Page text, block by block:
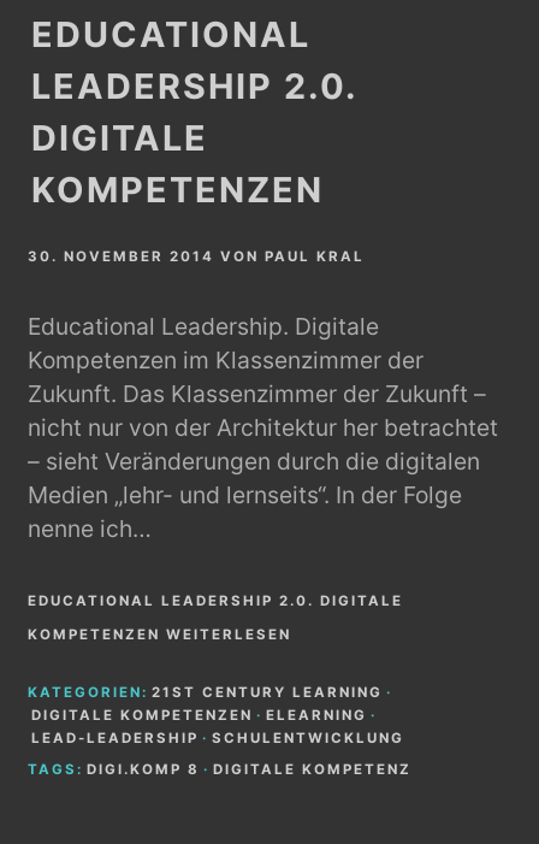
EDUCATIONAL
LEADERSHIP 2.0.
DIGITALE
KOMPETENZEN
30. NOVEMBER 2014 VONPAUL KRAL
Educational Leadership. Digitale
Kompetenzen im Klassenzimmer der
Zukunft. Das Klassenzimmer der Zukunft –
nicht nur von der Architektur her betrachtet
– sieht Veränderungen durch die digitalen
Medien „lehr- und lernseits“. In der Folge
nenne ich…
EDUCATIONAL LEADERSHIP 2.0. DIGITALE
KOMPETENZEN WEITERLESEN
KATEGORIEN: 21ST CENTURY LEARNING ·
DIGITALE KOMPETENZEN · ELEARNING ·
LEAD-LEADERSHIP · SCHULENTWICKLUNG
TAGS: DIGI.KOMP 8 · DIGITALE KOMPETENZ